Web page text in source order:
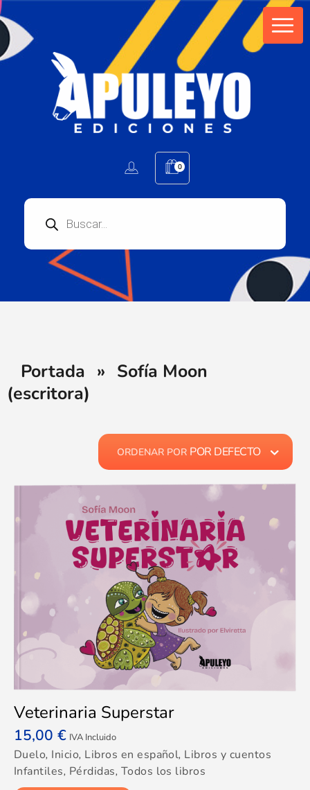
0
Portada » Sofía Moon
(escritora)
ORDENAR POR POR DEFECTO
Veterinaria Superstar
15,00 € IVA Incluido
Duelo, Inicio, Libros en español, Libros y cuentos
Infantiles, Pérdidas, Todos los libros